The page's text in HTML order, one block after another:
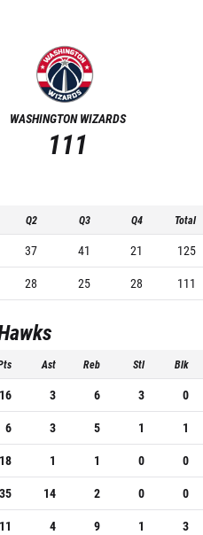
WASHINGTON WIZARDS
111
Q2 Q3 Q4 Total
37 41 21
125
28 25 28 111
Ast Reb Stl Blk
16 3 6 3
0
6 3 5 1
1
18 1 1 0
0
35 14 2 0
0
11 4 9 1
3